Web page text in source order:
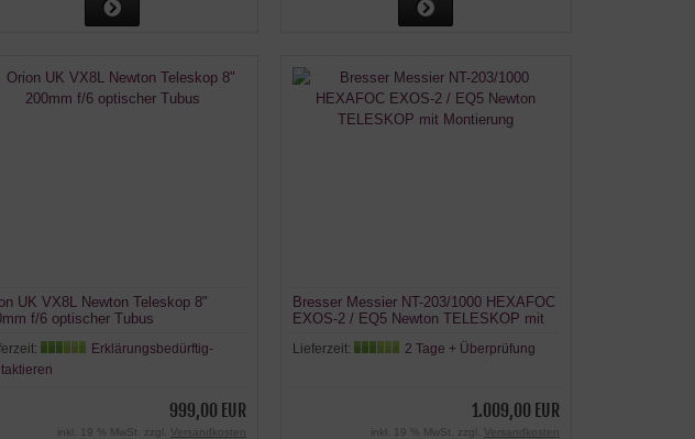
UK VX8L Newton Teleskop 8"
f/6 optischer Tubus
Erklärungsbedürftig-
999,00 EUR
inkl. 19 % MwSt. zzgl. Versandkosten
Bresser Messier NT-203/1000 HEXAFOC
EXOS-2 / EQ5 Newton TELESKOP mit
Lieferzeit: 2 Tage + Überprüfung
1.009,00 EUR
inkl. 19 % MwSt. zzgl. Versandkosten